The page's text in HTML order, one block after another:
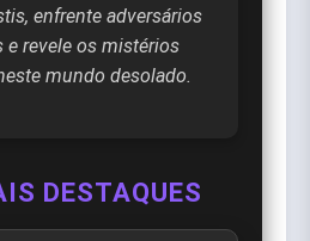
enfrente adversários
e revele os mistérios
mundo desolado.
DESTAQUES